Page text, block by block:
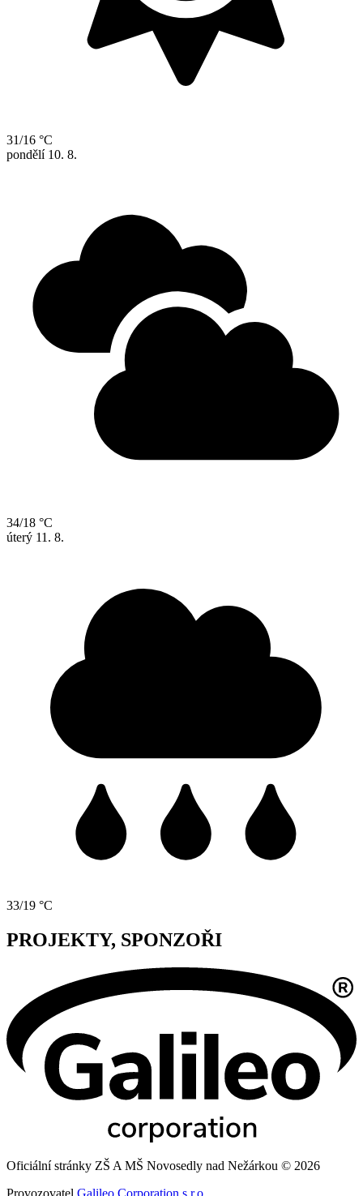
31/16 °C
pondělí 10. 8.
34/18 °C
úterý 11. 8.
33/19 °C
PROJEKTY, SPONZOŘI
Oficiální stránky ZŠ A MŠ Novosedly nad Nežárkou © 2026